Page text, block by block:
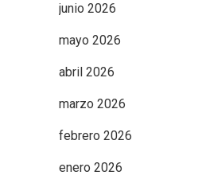
junio 2026
mayo 2026
abril 2026
marzo 2026
febrero 2026
enero 2026